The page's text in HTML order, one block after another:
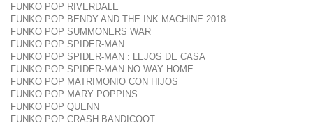
FUNKO POP RIVERDALE
FUNKO POP BENDY AND THE INK MACHINE 2018
FUNKO POP SUMMONERS WAR
FUNKO POP SPIDER-MAN
FUNKO POP SPIDER-MAN : LEJOS DE CASA
FUNKO POP SPIDER-MAN NO WAY HOME
FUNKO POP MATRIMONIO CON HIJOS
FUNKO POP MARY POPPINS
FUNKO POP QUENN
FUNKO POP CRASH BANDICOOT